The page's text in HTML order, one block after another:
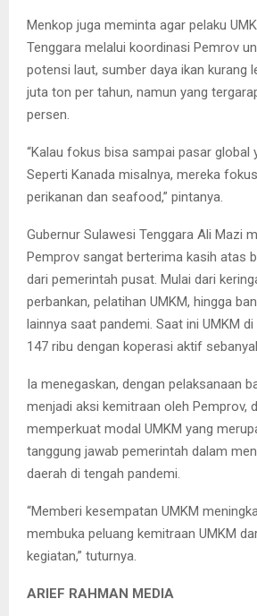
Menkop juga meminta agar pelaku
Tenggara melalui koordinasi Pemrov
potensi laut, sumber daya ikan kurang
juta ton per tahun, namun yang
persen.
“Kalau fokus bisa sampai pasar global
Seperti Kanada misalnya, mereka
perikanan dan seafood,” pintanya.
Gubernur Sulawesi Tenggara Ali Mazi
Pemprov sangat berterima kasih atas
dari pemerintah pusat. Mulai dari
perbankan, pelatihan UMKM, hingga
lainnya saat pandemi. Saat ini UMKM
147 ribu dengan koperasi aktif
Ia menegaskan, dengan pelaksanaan
menjadi aksi kemitraan oleh Pemprov,
memperkuat modal UMKM yang
tanggung jawab pemerintah dalam
daerah di tengah pandemi.
“Memberi kesempatan UMKM
membuka peluang kemitraan UMKM
kegiatan,” tuturnya.
ARIEF RAHMAN MEDIA